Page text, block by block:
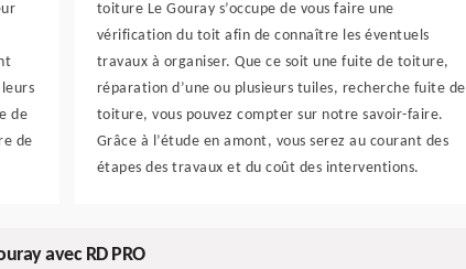
de
de
toiture Le Gouray s’occupe de vous faire une
vérification du toit afin de connaître les éventuels
travaux à organiser. Que ce soit une fuite de toiture,
réparation d’une ou plusieurs tuiles, recherche fuite de
toiture, vous pouvez compter sur notre savoir-faire.
Grâce à l’étude en amont, vous serez au courant des
étapes des travaux et du coût des interventions.
avec RD PRO